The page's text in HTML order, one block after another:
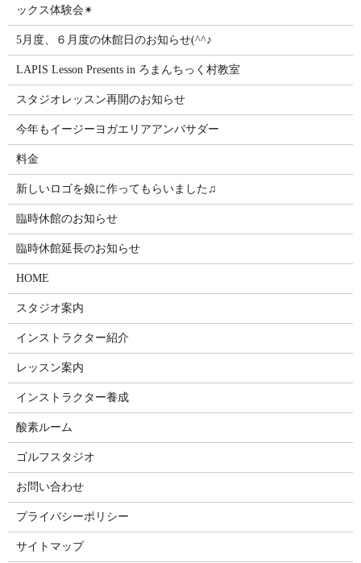
ックス体験会✴
5月度、６月度の休館日のお知らせ(^^♪
LAPIS Lesson Presents in ろまんちっく村教室
スタジオレッスン再開のお知らせ
今年もイージーヨガエリアアンバサダー
料金
新しいロゴを娘に作ってもらいました♫
臨時休館のお知らせ
臨時休館延長のお知らせ
HOME
スタジオ案内
インストラクター紹介
レッスン案内
インストラクター養成
酸素ルーム
ゴルフスタジオ
お問い合わせ
プライバシーポリシー
サイトマップ